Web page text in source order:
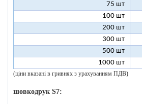
75 шт
100 шт
200 шт
300 шт
500 шт
1000 шт
(ціни вказані в гривнях з урахуванням ПДВ)
шовкодрук S7: